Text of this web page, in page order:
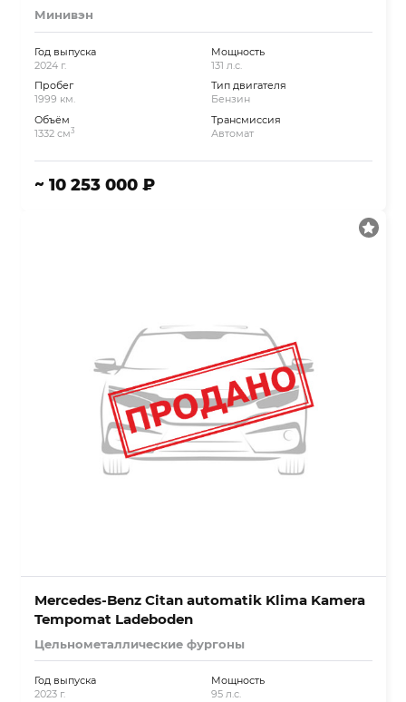
Минивэн
Год выпуска
2024 г.
Пробег
1999 км.
Объём
1332 см3
Мощность
131 л.с.
Тип двигателя
Бензин
Трансмиссия
Автомат
~ 10 253 000 ₽
Mercedes-Benz Citan automatik Klima Kamera
Tempomat Ladeboden
Цельнометаллические фургоны
Год выпуска
2023 г.
Мощность
95 л.с.